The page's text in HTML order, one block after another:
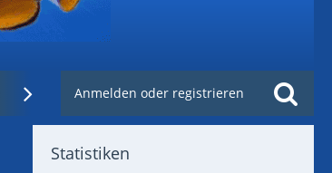
Weblinks Nachzuchtenregister.de
Anmelden oder registrieren
Statistiken